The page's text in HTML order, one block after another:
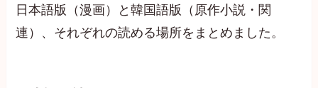
日本語版（漫画）と韓国語版（原作小説・関
連）、それぞれの読める場所をまとめました。